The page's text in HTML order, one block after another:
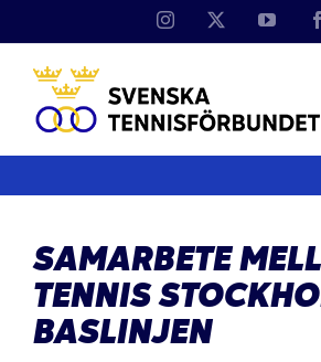
Instagram
SAMARBETE
TENNIS
BASLINJEN